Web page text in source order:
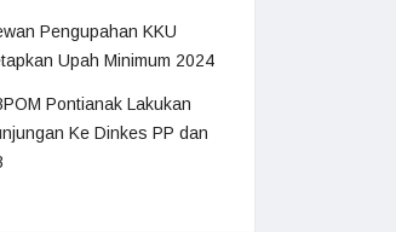
Pengupahan KKU
Upah Minimum 2024
Pontianak Lakukan
Ke Dinkes PP dan